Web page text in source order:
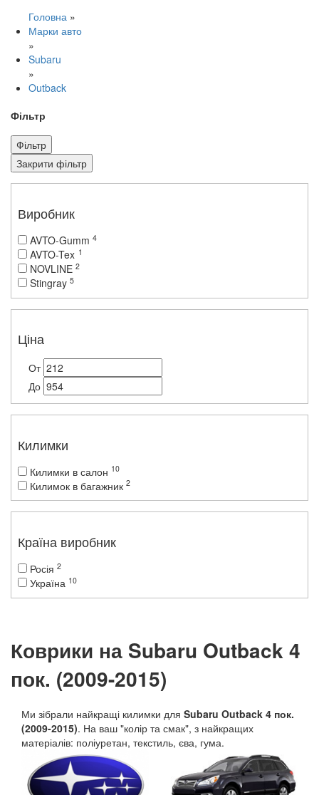
Головна »
Марки авто
»
Subaru
»
Outback
Фільтр
Фільтр
Закрити фільтр
Виробник
AVTO-Gumm 4
AVTO-Tex 1
NOVLINE 2
Stingray 5
Ціна
От
До
Килимки
Килимки в салон 10
Килимок в багажник 2
Країна виробник
Росія 2
Україна 10
Коврики на Subaru Outback 4
пок. (2009-2015)
Ми зібрали найкращі килимки для Subaru Outback 4 пок.
(2009-2015). На ваш "колір та смак", з найкращих
матеріалів: поліуретан, текстиль, єва, гума.